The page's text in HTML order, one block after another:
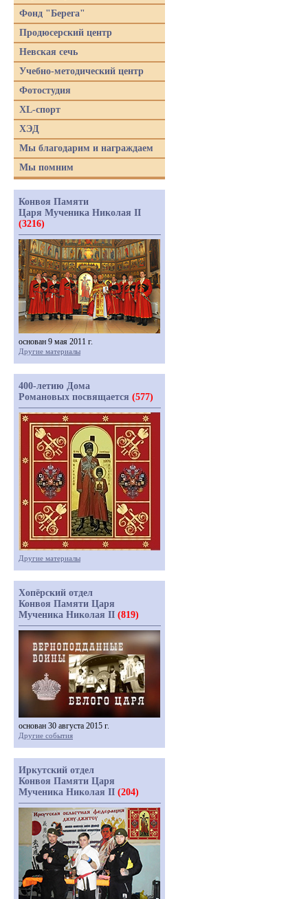
Фонд "Берега"
Продюсерский центр
Невская сечь
Учебно-методический центр
Фотостудия
XL-спорт
ХЭД
Мы благодарим и награждаем
Мы помним
Конвоя Памяти
Царя Мученика Николая II
(3216)
основан 9 мая 2011 г.
Другие материалы
400-летию Дома
Романовых посвящается (577)
Другие материалы
Хопёрский отдел
Конвоя Памяти Царя
Мученика Николая II (819)
основан 30 августа 2015 г.
Другие события
Иркутский отдел
Конвоя Памяти Царя
Мученика Николая II (204)